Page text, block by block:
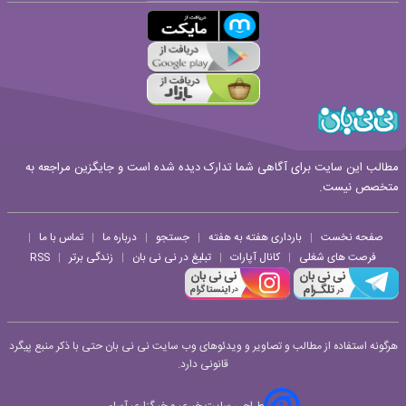
مطالب این سایت برای آگاهی شما تدارک دیده شده است و جایگزین مراجعه به
متخصص نیست.
صفحه نخست | بارداری هفته به هفته | جستجو | درباره ما | تماس با ما |
فرصت های شغلی | کانال آپارات | تبلیغ در نی نی بان | زندگی برتر |
RSS
هرگونه استفاده از مطالب و تصاویر و ویدئوهای وب سایت نی نی بان حتی با ذکر منبع پیگرد
قانونی دارد.